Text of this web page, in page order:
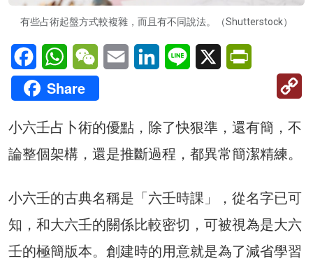
有些占術起盤方式較複雜，而且有不同說法。（Shutterstock）
FacebookWhatsAppWeChatEmail LinkedInLine X
Share
小六壬占卜術的優點，除了快狠準，還有簡，不
論整個架構，還是推斷過程，都異常簡潔精練。
小六壬的古典名稱是「六壬時課」，從名字已可
知，和大六壬的關係比較密切，可被視為是大六
壬的極簡版本。創建時的用意就是為了減省學習